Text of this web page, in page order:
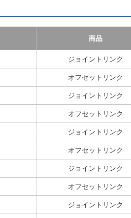
商品
ジョイントリンク
オフセットリンク
ジョイントリンク
オフセットリンク
ジョイントリンク
オフセットリンク
ジョイントリンク
オフセットリンク
ジョイントリンク